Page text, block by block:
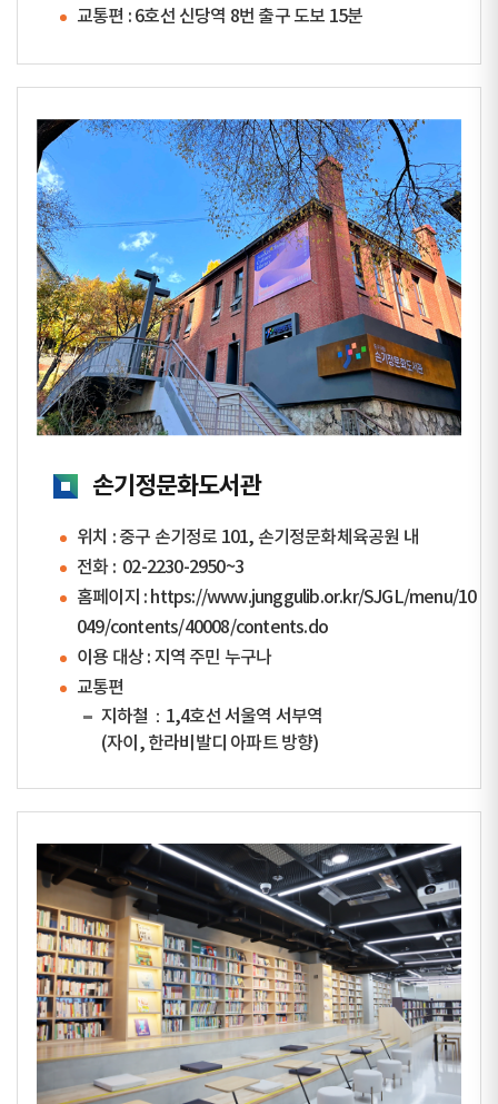
교통편 : 6호선 신당역 8번 출구 도보 15분
손기정문화도서관
위치 : 중구 손기정로 101, 손기정문화체육공원 내
전화 : 02-2230-2950~3
홈페이지 : https://www.junggulib.or.kr/SJGL/menu/10
049/contents/40008/contents.do
이용 대상 : 지역 주민 누구나
교통편
지하철：1,4호선 서울역 서부역
(자이, 한라비발디 아파트 방향)